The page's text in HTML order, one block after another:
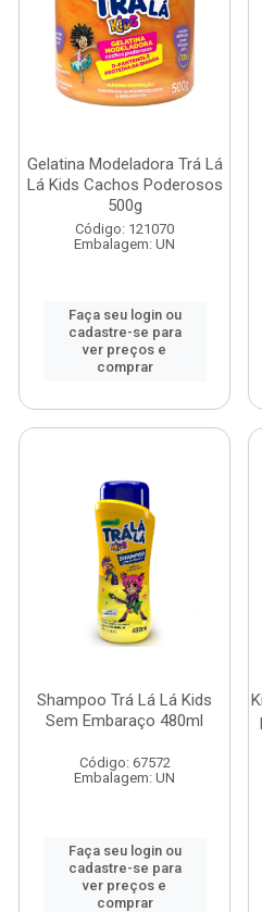
Gelatina Modeladora Trá Lá
Lá Kids Cachos Poderosos
500g
Código: 121070
Embalagem: UN
Faça seu login ou
cadastre-se para
ver preços e
comprar
Shampoo Trá Lá Lá Kids
Sem Embaraço 480ml
Código: 67572
Embalagem: UN
Faça seu login ou
cadastre-se para
ver preços e
comprar